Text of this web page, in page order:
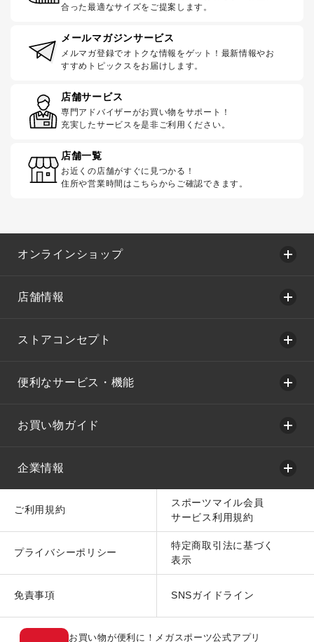
合った最適なサイズをご提案します。
メールマガジンサービス
メルマガ登録でオトクな情報をゲット！最新情報やお
すすめトピックスをお届けします。
店舗サービス
専門アドバイザーがお買い物をサポート！
充実したサービスを是非ご利用ください。
店舗一覧
お近くの店舗がすぐに見つかる！
住所や営業時間はこちらからご確認できます。
オンラインショップ
店舗情報
ストアコンセプト
便利なサービス・機能
お買い物ガイド
企業情報
ご利用規約
スポーツマイル会員
サービス利用規約
プライバシーポリシー
特定商取引法に基づく
表示
免責事項 SNSガイドライン
お買い物が便利に！メガスポーツ公式アプリ